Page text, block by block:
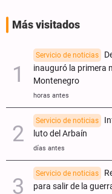
Más visitados
Servicio de noticias
inauguró la primera
Montenegro
horas antes
Servicio de noticias
luto del Arbaín
días antes
Servicio de noticias
para salir de la